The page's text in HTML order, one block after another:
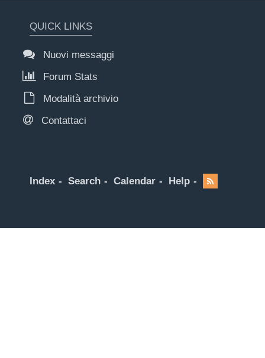
QUICK LINKS
Nuovi messaggi
Forum Stats
Modalità archivio
Contattaci
Index Search Calendar Help